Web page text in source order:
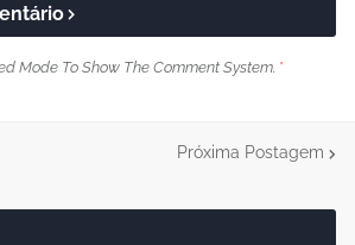
Mode To Show The Comment System. *
Próxima Postagem